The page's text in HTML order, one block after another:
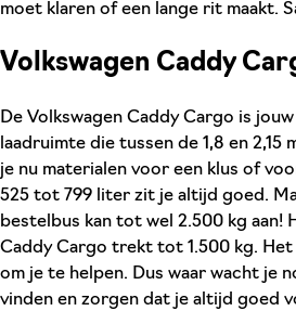
moet klaren of een lange rit maakt.
Volkswagen Caddy
De Volkswagen Caddy Cargo is
laadruimte die tussen de 1,8 en
je nu materialen voor een klus of
525 tot 799 liter zit je altijd goed.
bestelbus kan tot wel 2.500 kg aan!
Caddy Cargo trekt tot 1.500 kg.
om je te helpen. Dus waar wacht je
vinden en zorgen dat je altijd goed